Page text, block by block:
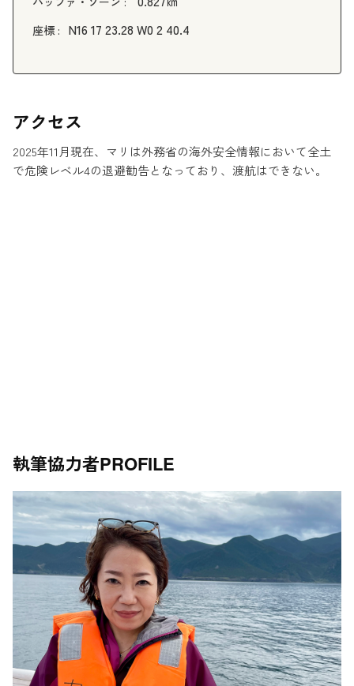
座標 : N16 17 23.28 W0 2 40.4
アクセス
2025年11月現在、マリは外務省の海外安全情報において全土
で危険レベル4の退避勧告となっており、渡航はできない。
執筆協力者PROFILE